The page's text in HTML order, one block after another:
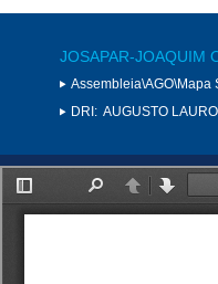
JOSAPAR-JOAQUIM
Assembleia\AGO\Mapa
DRI: AUGUSTO